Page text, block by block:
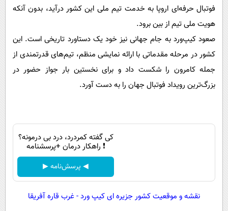
فوتبال حرفه‌ای اروپا به خدمت تیم ملی این کشور درآید، بدون آنکه
هویت ملی تیم از بین برود.
صعود کیپ‌ورد به جام جهانی نیز خود یک دستاورد تاریخی است. این
کشور در مرحله مقدماتی با ارائه نمایشی منظم، تیم‌های قدرتمندی از
جمله کامرون را شکست داد و برای نخستین بار جواز حضور در
بزرگ‌ترین رویداد فوتبال جهان را به دست آورد.
کی گفته کمردرد، درد بی درمونه؟
❗ راهکار درمان +پرسشنامه
◀ پرسش‌نامه ▶
نقشه و موقعیت کشور جزیره ای کیپ ورد - غرب قاره آفریقا